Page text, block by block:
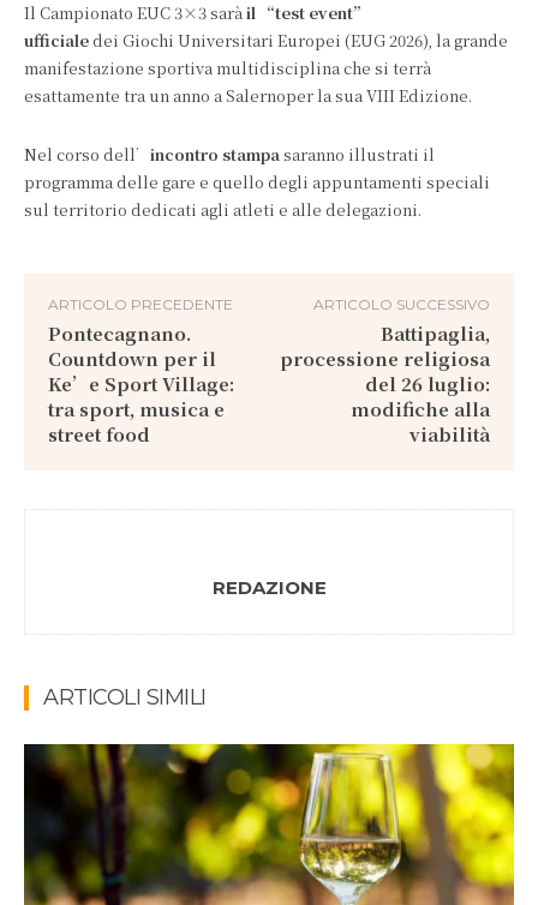
Il Campionato EUC 3×3 saràil “test event”
ufficialedei Giochi Universitari Europei (EUG 2026), la grande
manifestazione sportiva multidisciplina che si terrà
esattamente tra un anno a Salernoper la sua VIII Edizione.
Nel corso dell’ incontro stampasaranno illustrati il
programma delle gare e quello degli appuntamenti speciali
sul territorio dedicati agli atleti e alle delegazioni.
ARTICOLO PRECEDENTE
Pontecagnano.
Countdown per il
Ke’e Sport Village:
tra sport, musica e
street food
ARTICOLO SUCCESSIVO
Battipaglia,
processione religiosa
del 26 luglio:
modifiche alla
viabilità
REDAZIONE
ARTICOLI SIMILI